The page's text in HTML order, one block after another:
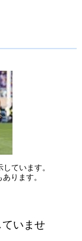
ています。
ります。
いませ